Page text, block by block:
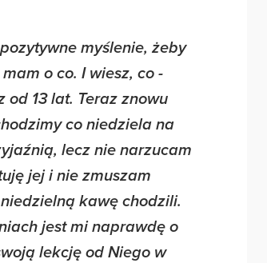
myślenie, żeby
o co. I wiesz, co -
od 13 lat. Teraz znowu
co niedziela na
lecz nie narzucam
jej i nie zmuszam
kawę chodzili.
jest mi naprawdę o
lekcję od Niego w